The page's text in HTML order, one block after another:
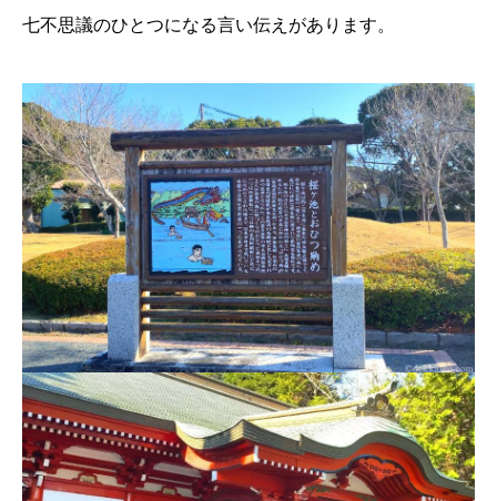
七不思議のひとつになる言い伝えがあります。